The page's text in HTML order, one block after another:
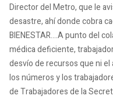
Director del Metro, que le
desastre, ahí donde cobra
BIENESTAR....A punto del
médica deficiente,
desvío de recursos que ni
los números y los
de Trabajadores de la